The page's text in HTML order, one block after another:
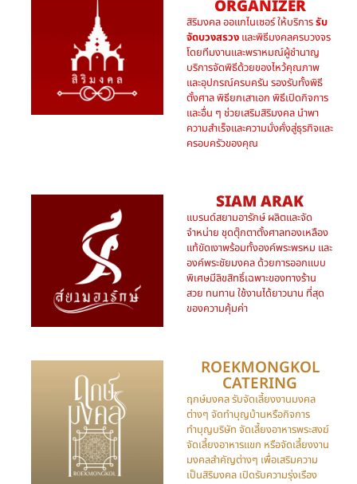
ORGANIZER
สิริมงคล ออแกไนเซอร์ ให้บริการรับ
จัดบวงสรวง และพิธีมงคลครบวงจร
โดยทีมงานและพราหมณ์ผู้ชำนาญ
บริการจัดพิธีด้วยของไหว้คุณภาพ
และอุปกรณ์ครบครัน รองรับทั้งพิธี
ตั้งศาล พิธียกเสาเอก พิธีเปิดกิจการ
และอื่น ๆ ช่วยเสริมสิริมงคล นำพา
ความสำเร็จและความมั่งคั่งสู่ธุรกิจและ
ครอบครัวของคุณ
SIAM ARAK
แบรนด์สยามอารักษ์ ผลิตและจัด
จำหน่าย ชุดตุ๊กตาตั้งศาลทองเหลือง
แท้ขัดเงาพร้อมทั้งองค์พระพรหม และ
องค์พระชัยมงคล ด้วยการออกแบบ
พิเศษมีลิขสิทธิ์เฉพาะของทางร้าน
สวย ทนทาน ใช้งานได้ยาวนาน ที่สุด
ของความคุ้มค่า
ROEKMONGKOL
CATERING​
ฤกษ์มงคล รับจัดเลี้ยงงานมงคล
ต่างๆ จัดทำบุญบ้านหรือกิจการ
ทำบุญบริษัท จัดเลี้ยงอาหารพระสงฆ์
จัดเลี้ยงอาหารแขก หรือจัดเลี้ยงงาน
มงคลสำคัญต่างๆ เพื่อเสริมความ
เป็นสิริมงคล เปิดรับความรุ่งเรือง